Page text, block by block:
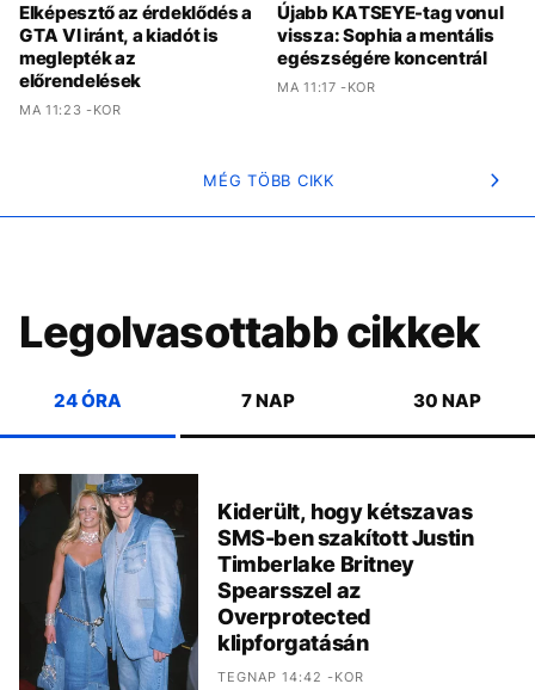
Elképesztő az érdeklődés a
GTA VI iránt, a kiadót is
meglepték az
előrendelések
MA 11:23 -KOR
Újabb KATSEYE-tag vonul
vissza: Sophia a mentális
egészségére koncentrál
MA 11:17 -KOR
MÉG TÖBB CIKK
Legolvasottabb cikkek
24 ÓRA 7 NAP 30 NAP
Kiderült, hogy kétszavas
SMS-ben szakított Justin
Timberlake Britney
Spearsszel az
Overprotected
klipforgatásán
TEGNAP 14:42 -KOR